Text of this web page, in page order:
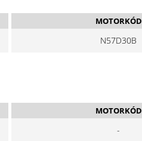
MOTORKÓD
N57D30B
MOTORKÓD
-